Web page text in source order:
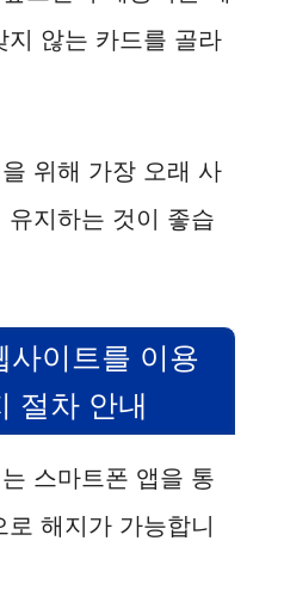
지 않는 카드를 골라
위해 가장 오래 사
지하는 것이 좋습
사이트를 이용
절차 안내
스마트폰 앱을 통
해지가 가능합니